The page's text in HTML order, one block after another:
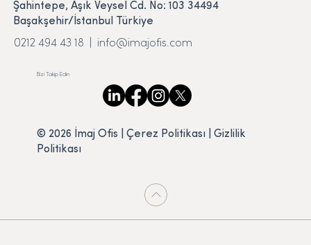
Şahintepe, Aşık Veysel Cd. No: 103 34494
Başakşehir/İstanbul Türkiye
0212 494 43 18 | info@imajofis.com
Bizi Takip Edin
© 2026 İmaj Ofis | Çerez Politikası | Gizlilik
Politikası